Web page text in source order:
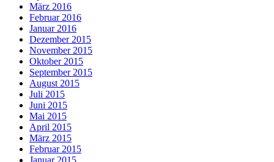
März 2016
Februar 2016
Januar 2016
Dezember 2015
November 2015
Oktober 2015
September 2015
August 2015
Juli 2015
Juni 2015
Mai 2015
April 2015
März 2015
Februar 2015